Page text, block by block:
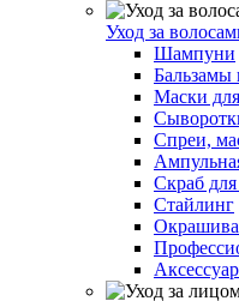
Уход за
Шампуни
Бальзамы
Маски
Спреи,
Скраб
Стайлинг